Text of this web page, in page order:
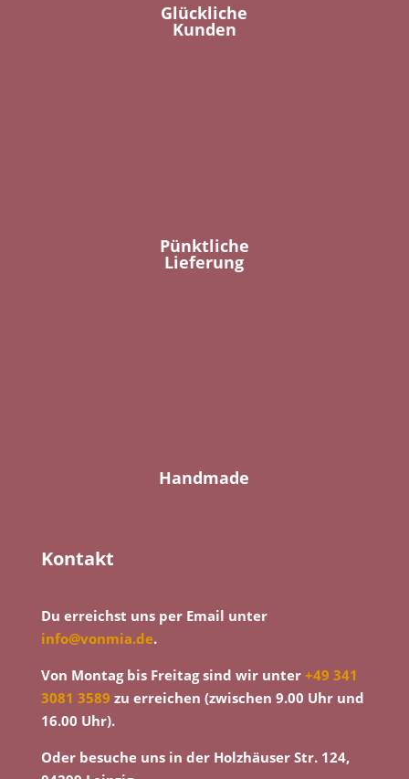
Glückliche
Kunden
Pünktliche
Lieferung
Handmade
Kontakt
Du erreichst uns per Email unter
info@vonmia.de.
Von Montag bis Freitag sind wir unter +49 341
3081 3589 zu erreichen (zwischen 9.00 Uhr und
16.00 Uhr).
Oder besuche uns in der Holzhäuser Str. 124,